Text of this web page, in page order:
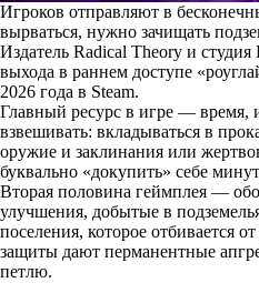
Игроков отправляют в
вырваться, нужно зачищать
Издатель Radical Theory и студия
выхода в раннем доступе
2026 года в Steam.
Главный ресурс в игре — время,
взвешивать: вкладываться в
оружие и заклинания или
буквально «докупить» себе минут
Вторая половина геймплея —
улучшения, добытые в
поселения, которое отбивается
защиты дают перманентные
петлю.